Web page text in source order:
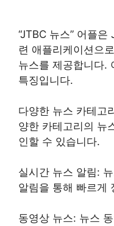
“JTBC 뉴스” 어플
련 애플리케이션으
뉴스를 제공합니다.
특징입니다.
다양한 뉴스 카테고
양한 카테고리의 뉴
인할 수 있습니다.
실시간 뉴스 알림:
알림을 통해 빠르게
동영상 뉴스: 뉴스